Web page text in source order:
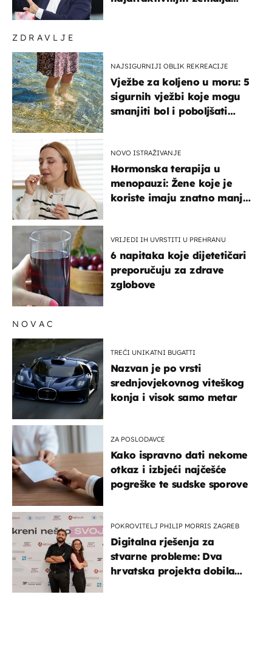
ZDRAVLJE
NAJSIGURNIJI OBLIK REKREACIJE
Vježbe za koljeno u moru: 5
sigurnih vježbi koje mogu
smanjiti bol i poboljšati
NOVO ISTRAŽIVANJE
Hormonska terapija u
menopauzi: Žene koje je
koriste imaju znatno manji
VRIJEDI IH UVRSTITI U PREHRANU
6 napitaka koje dijetetičari
preporučuju za zdrave
zglobove
NOVAC
TREĆI UNIKATNI BUGATTI
Nazvan je po vrsti
srednjovjekovnog viteškog
konja i visok samo metar
ZA POSLODAVCE
Kako ispravno dati nekome
otkaz i izbjeći najčešće
pogreške te sudske sporove
POKROVITELJ PHILIP MORRIS ZAGREB
Digitalna rješenja za
stvarne probleme: Dva
hrvatska projekta dobila